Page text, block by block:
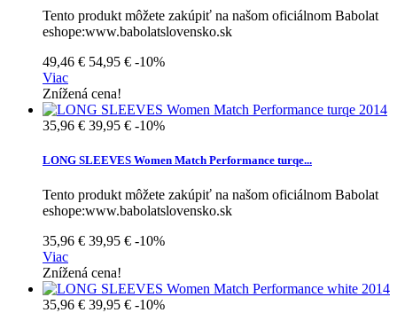
Tento produkt môžete zakúpiť na našom oficiálnom Babolat
eshope:www.babolatslovensko.sk
49,46 € 54,95 € -10%
Viac
Znížená cena!
35,96 € 39,95 € -10%
LONG SLEEVES Women Match Performance turqe...
Tento produkt môžete zakúpiť na našom oficiálnom Babolat
eshope:www.babolatslovensko.sk
35,96 € 39,95 € -10%
Viac
Znížená cena!
35,96 € 39,95 € -10%